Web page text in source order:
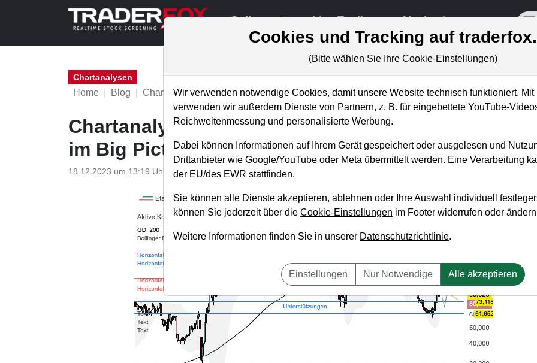
Software Live-Trading Akademie
Chartanalysen
Home Blog Chartanalysen
Chartanalyse Etsy: Aktie vor massivem Kaufsignal
im Big Picture!
18.12.2023 um 13:19 Uhr P. Uhlschmied
Cookies und Tracking auf
(Bitte wählen Sie Ihre Cookie-Einstellungen)
Wir verwenden notwendige Cookies, damit unsere Website technisch funktioniert.
verwenden wir außerdem Dienste von Partnern, z. B. für eingebettete YouTube-
Reichweitenmessung und personalisierte Werbung.
Dabei können Informationen auf Ihrem Gerät gespeichert oder ausgelesen und
Drittanbieter wie Google/YouTube oder Meta übermittelt werden. Eine Verarbeitung
der EU/des EWR stattfinden.
Sie können alle Dienste akzeptieren, ablehnen oder Ihre Auswahl individuell
können Sie jederzeit über die Cookie-Einstellungen im Footer widerrufen oder
Weitere Informationen finden Sie in unserer Datenschutzrichtlinie.
Einstellungen Nur Notwendige Alle akzeptieren